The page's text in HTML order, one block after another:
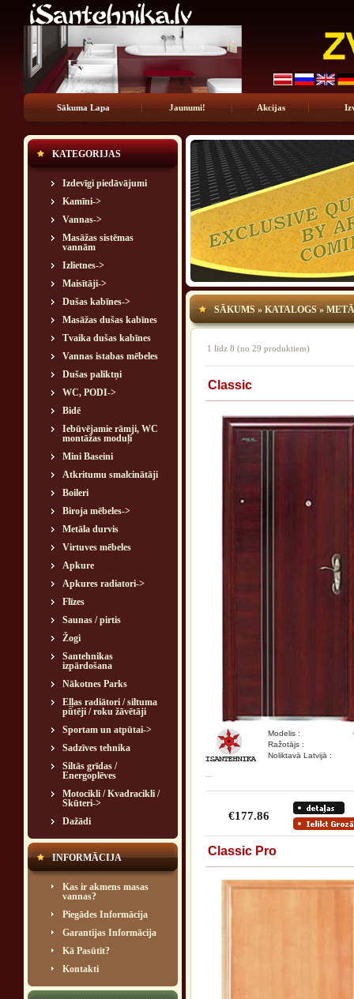
Sākuma Lapa Jaunumi! Akcijas
KATEGORIJAS
Izdevīgi piedāvājumi
Kamīni->
Vannas->
Masāžas sistēmas
vannām
Izlietnes->
Maisītāji->
Dušas kabīnes->
Masāžas dušas kabīnes
Tvaika dušas kabīnes
Vannas istabas mēbeles
Dušas paliktņi
WC, PODI->
Bidē
Iebūvējamie rāmji, WC
montāžas moduļi
Mini Baseini
Atkritumu smalcinātāji
Boileri
Biroja mēbeles->
Metāla durvis
Virtuves mēbeles
Apkure
Apkures radiatori->
Flīzes
Saunas / pirtis
Žogi
Santehnikas
izpārdošana
Nākotnes Parks
Eļļas radiātori / siltuma
pūtēji / roku žāvētāji
Sportam un atpūtai->
Sadzīves tehnika
Siltās grīdas /
Energoplēves
Motocikli / Kvadracikli /
Skūteri->
Dažādi
INFORMĀCIJA
Kas ir akmens masas
vannas?
Piegādes Informācija
Garantijas Informācija
Kā Pasūtīt?
Kontakti
SĀKUMS»KATALOGS»
1 līdz 8 (no 29 produktiem)
Classic
Modelis :
Ražotājs :
Noliktavā Latvijā :
€177.86
Classic Pro